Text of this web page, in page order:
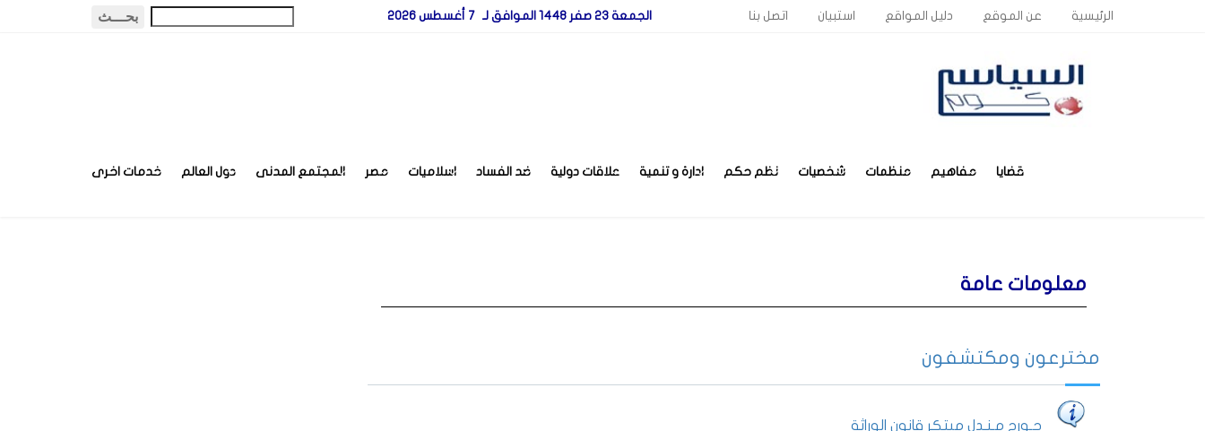
الرئيسية عن الموقع دليل المواقع استبيان اتصل بنا الجمعة 23 صفر 1448 الموافق لـ 7 أغسطس 2026
قضايا مفاهيم منظمات شخصيات نظم حكم ادارة و تنمية علاقات دولية ضد الفساد اسلاميات مصر المجتمع المدنى دول العالم خدمات اخرى
معلومات عامة
مخترعون ومكتشفون
جـورج مـنـدل مبتكر قانون الوراثة